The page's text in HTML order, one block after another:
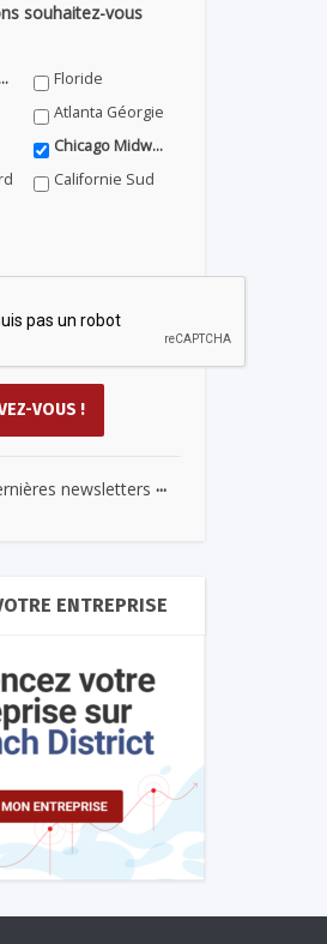
souhaitez-vous
Tout sélectionner
Floride
Atlanta Géorgie
Chicago Midwest
Californie Sud
newsletters ...
ENTREPRISE